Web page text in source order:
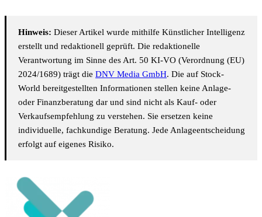
Hinweis: Dieser Artikel wurde mithilfe Künstlicher Intelligenz
erstellt und redaktionell geprüft. Die redaktionelle
Verantwortung im Sinne des Art. 50 KI-VO (Verordnung (EU)
2024/1689) trägt die DNV Media GmbH. Die auf Stock-
World bereitgestellten Informationen stellen keine Anlage-
oder Finanzberatung dar und sind nicht als Kauf- oder
Verkaufsempfehlung zu verstehen. Sie ersetzen keine
individuelle, fachkundige Beratung. Jede Anlageentscheidung
erfolgt auf eigenes Risiko.